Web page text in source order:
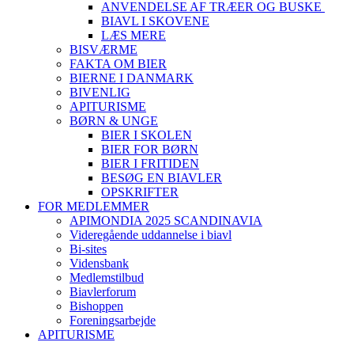
ANVENDELSE AF TRÆER OG BUSKE
BIAVL I SKOVENE
LÆS MERE
BISVÆRME
FAKTA OM BIER
BIERNE I DANMARK
BIVENLIG
APITURISME
BØRN & UNGE
BIER I SKOLEN
BIER FOR BØRN
BIER I FRITIDEN
BESØG EN BIAVLER
OPSKRIFTER
FOR MEDLEMMER
APIMONDIA 2025 SCANDINAVIA
Videregående uddannelse i biavl
Bi-sites
Vidensbank
Medlemstilbud
Biavlerforum
Bishoppen
Foreningsarbejde
APITURISME